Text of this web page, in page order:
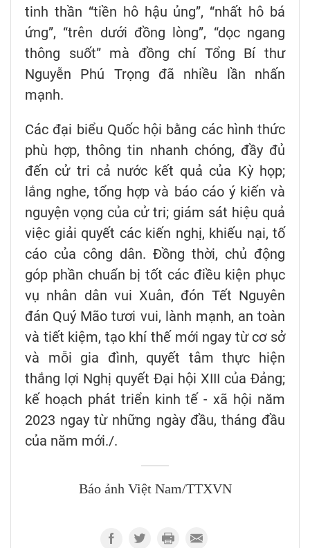
tinh thần “tiền hô hậu ủng”, “nhất hô bá
ứng”, “trên dưới đồng lòng”, “dọc ngang
thông suốt” mà đồng chí Tổng Bí thư
Nguyễn Phú Trọng đã nhiều lần nhấn
mạnh.
Các đại biểu Quốc hội bằng các hình thức
phù hợp, thông tin nhanh chóng, đầy đủ
đến cử tri cả nước kết quả của Kỳ họp;
lắng nghe, tổng hợp và báo cáo ý kiến và
nguyện vọng của cử tri; giám sát hiệu quả
việc giải quyết các kiến nghị, khiếu nại, tố
cáo của công dân. Đồng thời, chủ động
góp phần chuẩn bị tốt các điều kiện phục
vụ nhân dân vui Xuân, đón Tết Nguyên
đán Quý Mão tươi vui, lành mạnh, an toàn
và tiết kiệm, tạo khí thế mới ngay từ cơ sở
và mỗi gia đình, quyết tâm thực hiện
thắng lợi Nghị quyết Đại hội XIII của Đảng;
kế hoạch phát triển kinh tế - xã hội năm
2023 ngay từ những ngày đầu, tháng đầu
của năm mới./.
Báo ảnh Việt Nam/TTXVN